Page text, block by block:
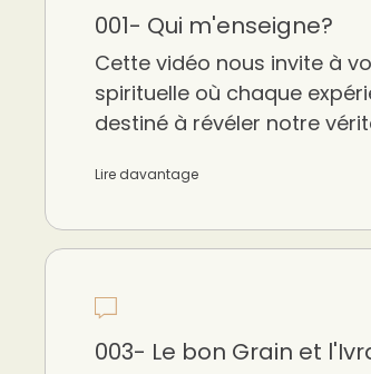
001- Qui m'enseigne?
Cette vidéo nous invite à
spirituelle où chaque
destiné à révéler notre
Lire davantage
003- Le bon Grain et